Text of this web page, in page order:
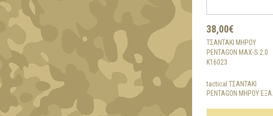
38,00€
ΤΣΑΝΤΑΚΙ ΜΗΡΟΥ
PENTAGON MAX-S 2.0
K16023
tactical ΤΣΑΝΤΑΚΙ
PENTAGON ΜΗΡΟΥ ΕΞΑ...